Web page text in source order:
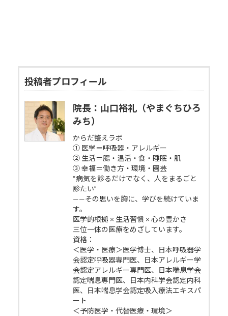
投稿者プロフィール
院長：山口裕礼（やまぐちひろ
みち）
からだ整えラボ
① 医学＝呼吸器・アレルギー
② 生活＝腸・温活・食・睡眠・肌
③ 幸福＝働き方・環境・園芸
“病気を診るだけでなく、人をまるごと
診たい”
——その思いを胸に、学びを続けていま
す。
医学的根拠 × 生活習慣 × 心の豊かさ
三位一体の医療をめざしています。
資格：
＜医学・医療＞医学博士、日本呼吸器学
会認定呼吸器専門医、日本アレルギー学
会認定アレルギー専門医、日本喘息学会
認定喘息専門医、日本内科学会認定内科
医、日本喘息学会認定吸入療法エキスパ
ート
＜予防医学・代替医療・環境＞